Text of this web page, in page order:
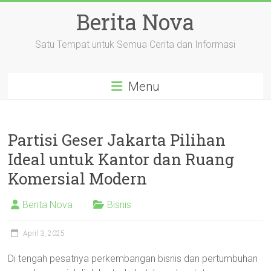
Berita Nova
Satu Tempat untuk Semua Cerita dan Informasi
Menu
Partisi Geser Jakarta Pilihan
Ideal untuk Kantor dan Ruang
Komersial Modern
Berita Nova Bisnis
April 3, 2025
Di tengah pesatnya perkembangan bisnis dan pertumbuhan